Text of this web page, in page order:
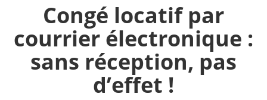
Congé locatif par
courrier électronique :
sans réception, pas
d’effet !